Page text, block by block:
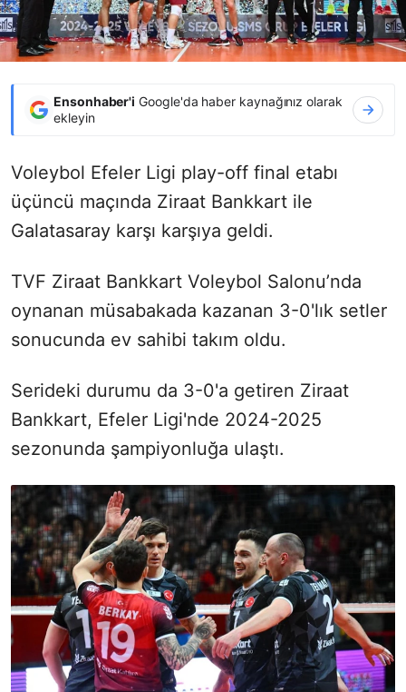
Ensonhaber'i Google'da haber kaynağınız olarak
ekleyin
Voleybol Efeler Ligi play-off final etabı
üçüncü maçında Ziraat Bankkart ile
Galatasaray karşı karşıya geldi.
TVF Ziraat Bankkart Voleybol Salonu’nda
oynanan müsabakada kazanan 3-0'lık setler
sonucunda ev sahibi takım oldu.
Serideki durumu da 3-0'a getiren Ziraat
Bankkart, Efeler Ligi'nde 2024-2025
sezonunda şampiyonluğa ulaştı.